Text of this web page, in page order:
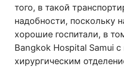
того, в такой
надобности, поскольку
хорошие госпитали, в
Bangkok Hospital Samui
хирургическим